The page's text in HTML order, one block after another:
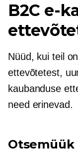
B2C e-
Nüüd, kui teil
ettevõtetest,
kaubanduse
need erinevad.
Otsemüük